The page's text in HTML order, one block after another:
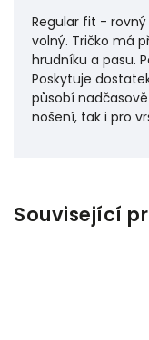
Regular fit - rovný
volný. Tričko má
hrudníku a pasu.
Poskytuje
působí
nošení, tak i pro
Související